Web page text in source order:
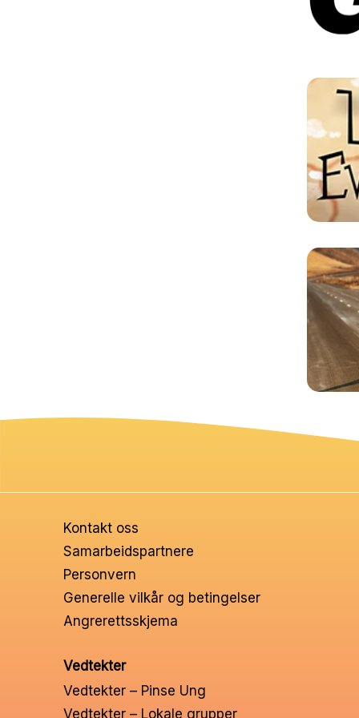
Kontakt oss
Samarbeidspartnere
Personvern
Generelle vilkår og betingelser
Angrerettsskjema
Vedtekter
Vedtekter – Pinse Ung
Vedtekter – Lokale grupper